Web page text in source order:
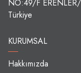
NO:49/F ERENLER/
Türkiye
KURUMSAL
Hakkımızda